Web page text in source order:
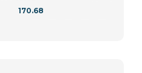
170.68